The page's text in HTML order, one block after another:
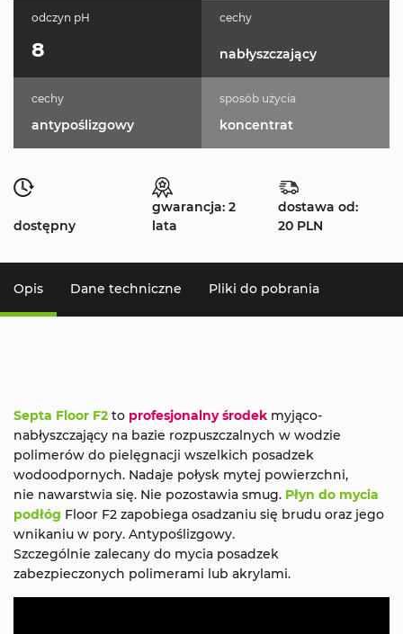
odczyn pH
8
cechy
nabłyszczający
cechy
antypoślizgowy
sposób użycia
koncentrat
dostępny
gwarancja: 2
lata
dostawa od:
20 PLN
Opis Dane techniczne Pliki do pobrania
Septa Floor F2 to profesjonalny środek myjąco-
nabłyszczający na bazie rozpuszczalnych w wodzie
polimerów do pielęgnacji wszelkich posadzek
wodoodpornych. Nadaje połysk mytej powierzchni,
nie nawarstwia się. Nie pozostawia smug. Płyn do mycia
podłóg Floor F2 zapobiega osadzaniu się brudu oraz jego
wnikaniu w pory. Antypoślizgowy.
Szczególnie zalecany do mycia posadzek
zabezpieczonych polimerami lub akrylami.